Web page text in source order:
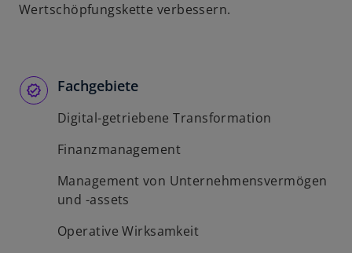
Wertschöpfungskette verbessern.
Fachgebiete
Digital-getriebene Transformation
Finanzmanagement
Management von Unternehmensvermögen
und -assets
Operative Wirksamkeit